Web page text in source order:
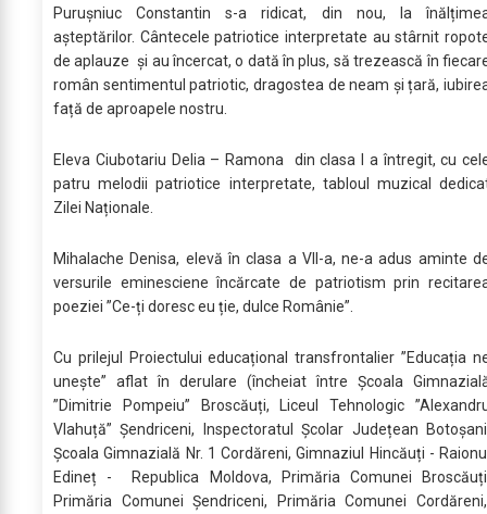
Purușniuc Constantin s-a ridicat, din nou, la
așteptărilor. Cântecele patriotice interpretate au stârnit
de aplauze și au încercat, o dată în plus, să trezească în
român sentimentul patriotic, dragostea de neam și țară,
față de aproapele nostru.
Eleva Ciubotariu Delia – Ramona din clasa I a întregit, cu
patru melodii patriotice interpretate, tabloul muzical
Zilei Naționale.
Mihalache Denisa, elevă în clasa a VII-a, ne-a adus aminte
versurile eminesciene încărcate de patriotism prin
poeziei ”Ce-ți doresc eu ție, dulce Românie”.
Cu prilejul Proiectului educațional transfrontalier ”Educația
unește” aflat în derulare (încheiat între Școala
”Dimitrie Pompeiu” Broscăuți, Liceul Tehnologic
Vlahuță” Șendriceni, Inspectoratul Școlar Județean
Școala Gimnazială Nr. 1 Cordăreni, Gimnaziul Hincăuți -
Edineț - Republica Moldova, Primăria Comunei
Primăria Comunei Șendriceni, Primăria Comunei